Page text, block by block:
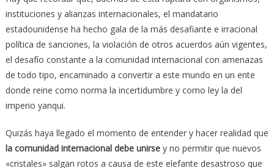
instituciones y alianzas internacionales, el mandatario
estadounidense ha hecho gala de la más desafiante e irracional
política de sanciones, la violación de otros acuerdos aún vigentes,
el desafío constante a la comunidad internacional con amenazas
de todo tipo, encaminado a convertir a este mundo en un ente
donde reine como norma la incertidumbre y como ley la del
imperio yanqui.
Quizás haya llegado el momento de entender y hacer realidad que
la comunidad internacional debe unirsey no permitir que nuevos
«cristales» salgan rotos a causa de este elefante desastroso que